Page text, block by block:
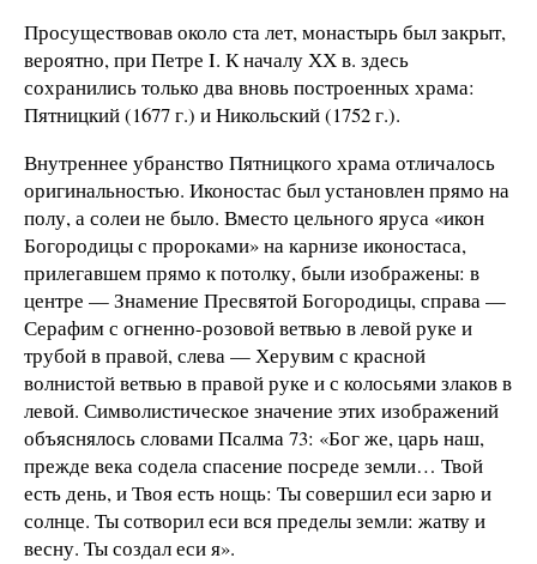
Просуществовав около ста лет, монастырь был закрыт,
вероятно, при Петре I. К началу ХХ в. здесь
сохранились только два вновь построенных храма:
Пятницкий (1677 г.) и Никольский (1752 г.).
Внутреннее убранство Пятницкого храма отличалось
оригинальностью. Иконостас был установлен прямо на
полу, а солеи не было. Вместо цельного яруса «икон
Богородицы с пророками» на карнизе иконостаса,
прилегавшем прямо к потолку, были изображены: в
центре — Знамение Пресвятой Богородицы, справа —
Серафим с огненно-розовой ветвью в левой руке и
трубой в правой, слева — Херувим с красной
волнистой ветвью в правой руке и с колосьями злаков в
левой. Символистическое значение этих изображений
объяснялось словами Псалма 73: «Бог же, царь наш,
прежде века содела спасение посреде земли… Твой
есть день, и Твоя есть нощь: Ты совершил еси зарю и
солнце. Ты сотворил еси вся пределы земли: жатву и
весну. Ты создал еси я».